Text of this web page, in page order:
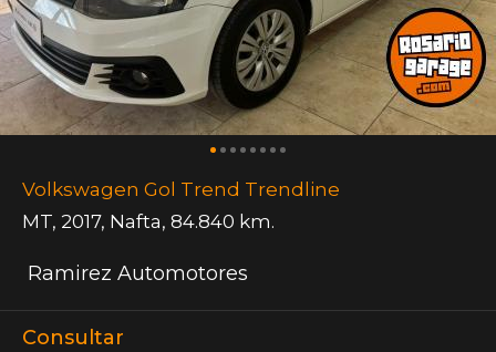
Volkswagen Gol Trend Trendline
MT, 2017, Nafta, 84.840 km.
Ramirez Automotores
Consultar